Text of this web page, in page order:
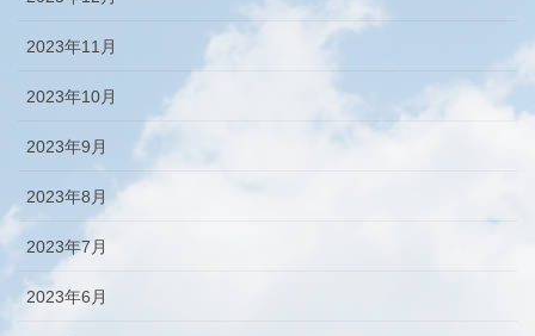
2023年11月
2023年10月
2023年9月
2023年8月
2023年7月
2023年6月